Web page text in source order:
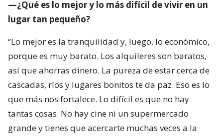
—¿Qué es lo mejor y lo más difícil de vivir en un
lugar tan pequeño?
“Lo mejor es la tranquilidad y, luego, lo económico,
porque es muy barato. Los alquileres son baratos,
así que ahorras dinero. La pureza de estar cerca de
cascadas, ríos y lugares bonitos te da paz. Eso es lo
que más nos fortalece. Lo difícil es que no hay
tantas cosas. No hay cine ni un supermercado
grande y tienes que acercarte muchas veces a la